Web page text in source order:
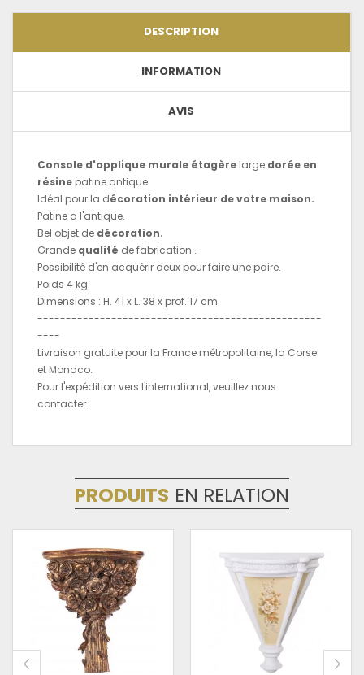
DESCRIPTION
INFORMATION
AVIS
Console d'applique murale étagère large dorée en
résine patine antique.
Idéal pour la décoration intérieur de votre maison.
Patine a l'antique.
Bel objet de décoration.
Grande qualité de fabrication .
Possibilité d'en acquérir deux pour faire une paire.
Poids 4 kg.
Dimensions : H. 41 x L. 38 x prof. 17 cm.
--------------------------------------------------
----
Livraison gratuite pour la France métropolitaine, la Corse
et Monaco.
Pour l'expédition vers l'international, veuillez nous
contacter.
PRODUITS EN RELATION